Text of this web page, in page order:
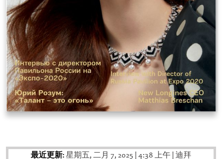
最近更新:星期五, 二月 7, 2025 4:38 上午 迪拜